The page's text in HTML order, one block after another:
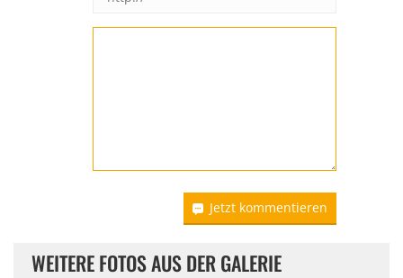
Jetzt kommentieren
WEITERE FOTOS AUS DER GALERIE